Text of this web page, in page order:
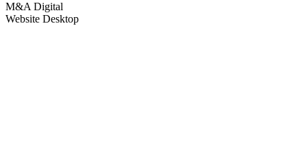
M&A Digital
Website Desktop